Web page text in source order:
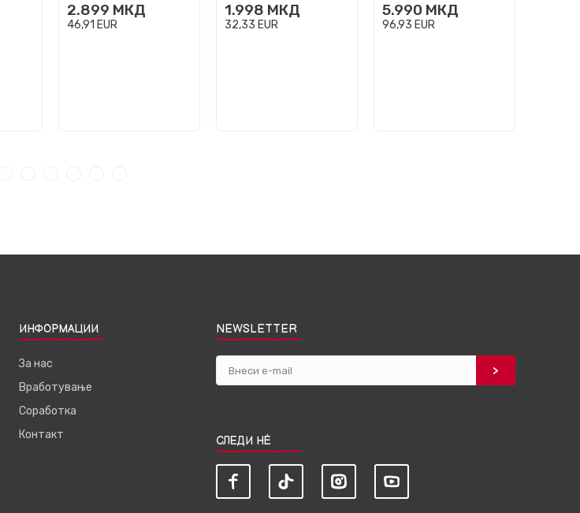
2.899 МКД
46,91 EUR
1.998 МКД
32,33 EUR
5.990 МКД
96,93 EUR
ИНФОРМАЦИИ
За нас
Вработување
Соработка
Контакт
NEWSLETTER
СЛЕДИ НЀ